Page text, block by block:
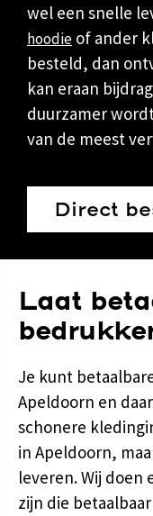
wel een snelle
hoodie of ander
besteld, dan
kan eraan
duurzamer
van de meest
Direct
Laat
Je kunt
Apeldoorn en
schonere
in Apeldoorn,
leveren. Wij doen
zijn die